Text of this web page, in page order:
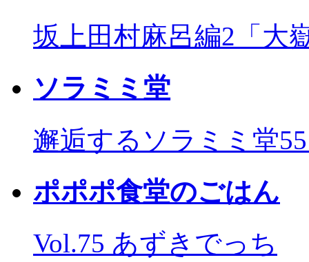
坂上田村麻呂編2「大
ソラミミ堂
邂逅するソラミミ堂
ポポポ食堂のごはん
Vol.75 あずきでっち